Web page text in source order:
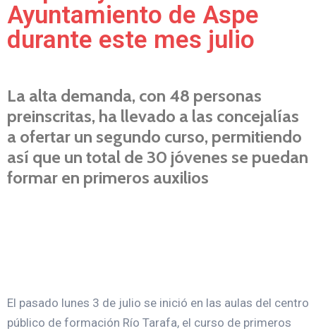
Ayuntamiento de Aspe
durante este mes julio
La alta demanda, con 48 personas
preinscritas, ha llevado a las concejalías
a ofertar un segundo curso, permitiendo
así que un total de 30 jóvenes se puedan
formar en primeros auxilios
El pasado lunes 3 de julio se inició en las aulas del centro
público de formación Río Tarafa, el curso de primeros